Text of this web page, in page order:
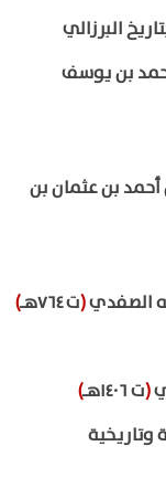
البرزالي
بن يوسف
بن عثمان بن
الصفدي(ت ٧٦٤هـ
)
(ت ١٤٠٦هـ
)
وتاريخية